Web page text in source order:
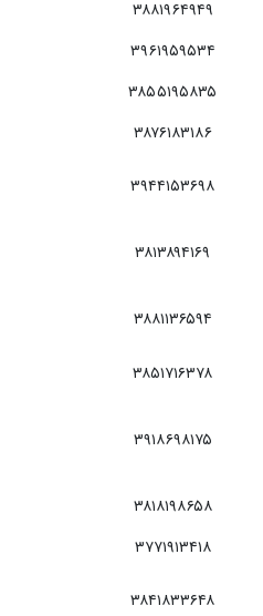
۳۸۸۱۹۶۴۹۴۹
۳۹۶۱۹۵۹۵۳۴
۳۸۵۵۱۹۵۸۳۵
۳۸۷۶۱۸۳۱۸۶
۳۹۴۴۱۵۳۶۹۸
۳۸۱۳۸۹۴۱۶۹
۳۸۸۱۱۳۶۵۹۴
۳۸۵۱۷۱۶۳۷۸
۳۹۱۸۶۹۸۱۷۵
۳۸۱۸۱۹۸۶۵۸
۳۷۷۱۹۱۳۴۱۸
۳۸۴۱۸۳۳۶۴۸